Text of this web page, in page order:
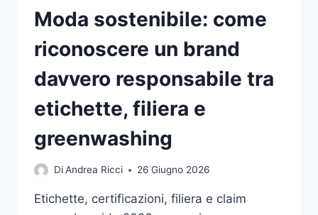
Moda sostenibile: come
riconoscere un brand
davvero responsabile tra
etichette, filiera e
greenwashing
DiAndrea Ricci 26 Giugno 2026
Etichette, certificazioni, filiera e claim